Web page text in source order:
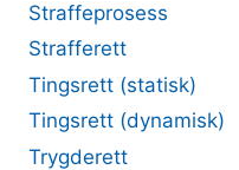
Straffeprosess
Strafferett
Tingsrett (statisk)
Tingsrett (dynamisk)
Trygderett